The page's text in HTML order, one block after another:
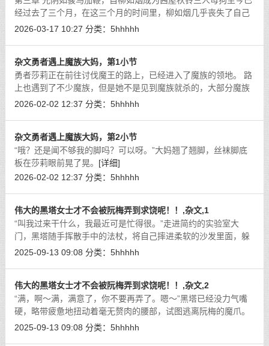
经过去了三个月，在这三个月的时间里，柳如烟几乎丧失了自己
所有的自由时间，除了上课，回家等有其她人在的场合外，只要
2026-03-17 10:27 分类： 5hhhhh
杂文勇者遇上魔族大妈，第1小节
勇者莎莉正在前往讨伐魔王的路上，已经进入了魔族的领地。 路
上也遇到了不少魔族，但是她不是见到魔族就杀的，大部分魔族
是普通居民，可以友好的沟通，只是魔王害人，人和魔都民不聊
2026-02-02 12:37 分类： 5hhhhh
杂文勇者遇上魔族大妈，第2小节
“哦？还是闻不够我的脚吗？可以呀。”大妈翘了翘脚，丝袜脚底
板在莎莉眼前晃了晃。 [详细]
2026-02-02 12:37 分类： 5hhhhh
伟大的黑塔女士才不会被阮梅弄到求饶呢！！,杂文,1
“叫我过来干什么，我最近可是忙得很。”走进简约的实验室大
门，黑塔随手挥散手中的法杖，将自己摔进柔软的沙发里面，躲
到盆栽后面的猫猫糕探出一点头，好奇地看着这个已经好久没见
2025-09-13 09:08 分类： 5hhhhh
伟大的黑塔女士才不会被阮梅弄到求饶呢！！,杂文,2
“满，啊～满，满意了，你不要再弄了。嗯～”黑塔已经没力气嘴
硬，略带疲惫地扭动着毫无赘肉的腰部，试图逃离阮梅的魔爪。
[详细]
2025-09-13 09:08 分类： 5hhhhh